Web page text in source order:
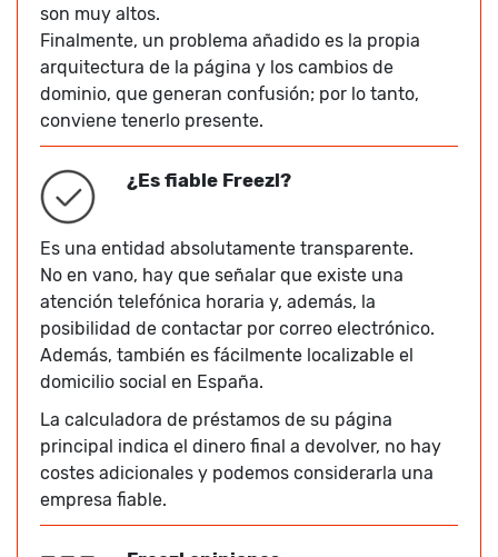
son muy altos.
Finalmente, un problema añadido es la propia
arquitectura de la página y los cambios de
dominio, que generan confusión; por lo tanto,
conviene tenerlo presente.
¿Es fiable Freezl?
Es una entidad absolutamente transparente.
No en vano, hay que señalar que existe una
atención telefónica horaria y, además, la
posibilidad de contactar por correo electrónico.
Además, también es fácilmente localizable el
domicilio social en España.
La calculadora de préstamos de su página
principal indica el dinero final a devolver, no hay
costes adicionales y podemos considerarla una
empresa fiable.